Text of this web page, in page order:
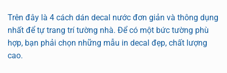
Trên đây là 4 cách dán decal nước đơn giản và thông dụng
nhất để tự trang trí tường nhà. Để có một bức tường phù
hợp, bạn phải chọn những mẫu in decal đẹp, chất lượng
cao.